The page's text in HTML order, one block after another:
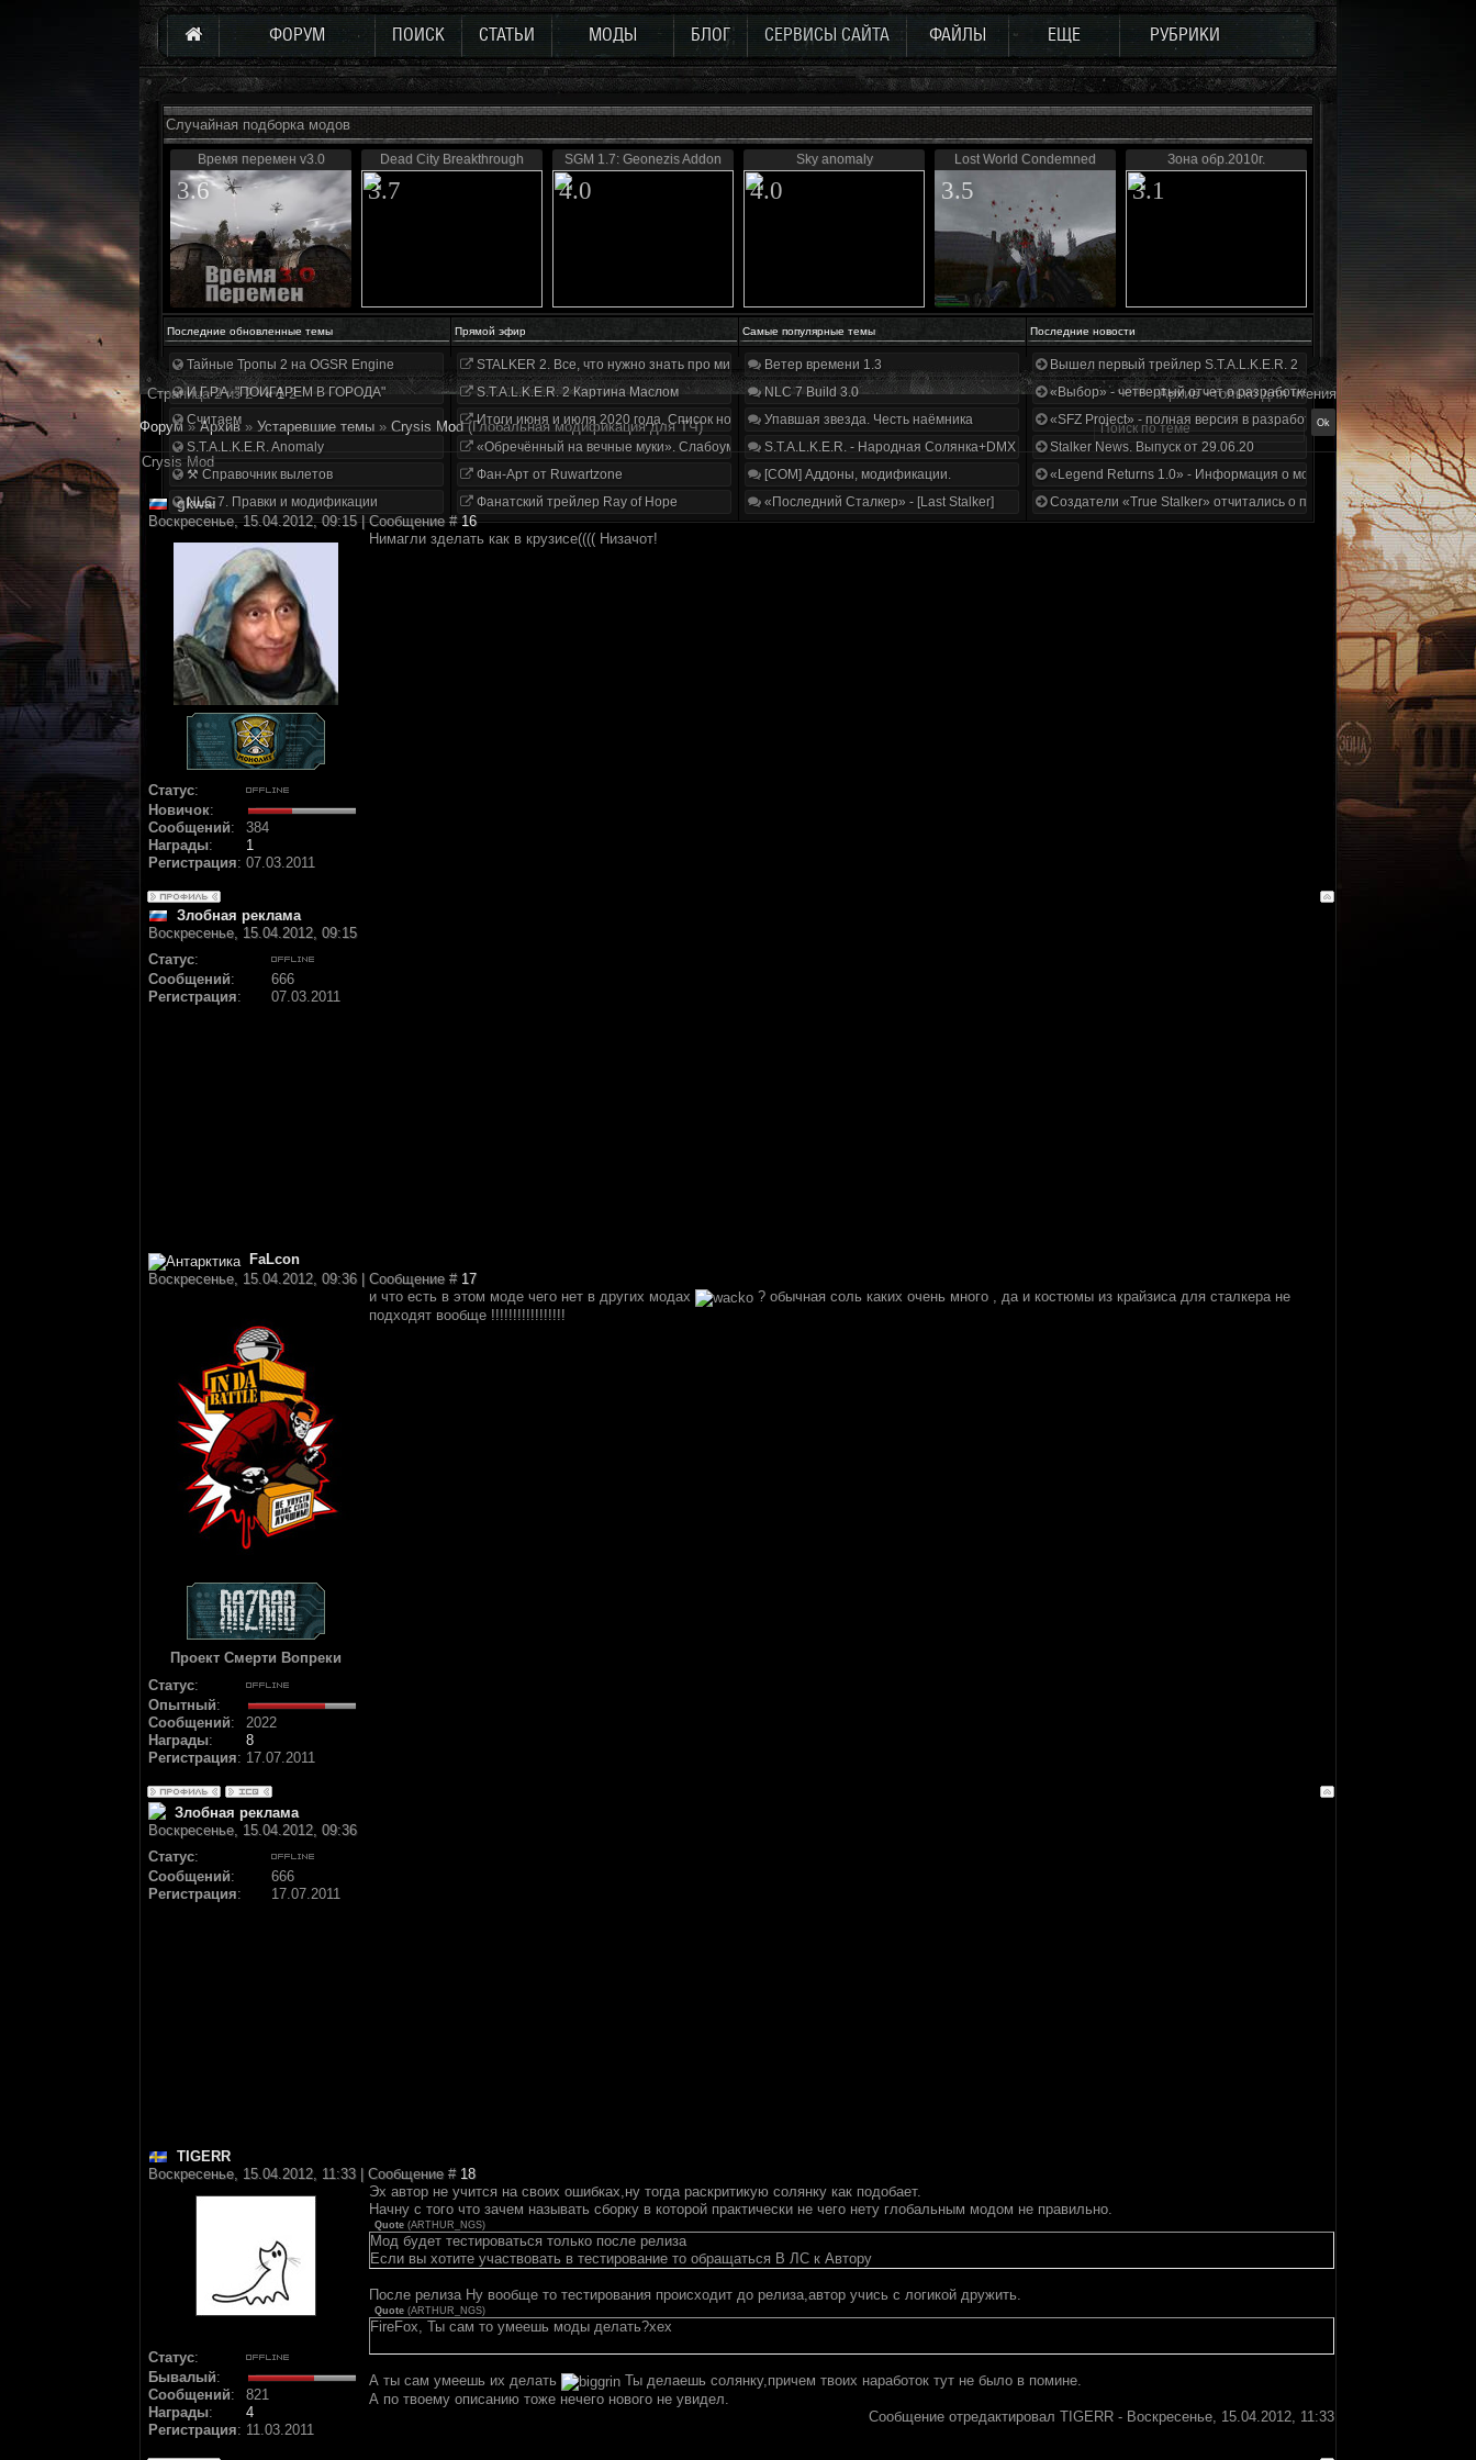
ФОРУМ ПОИСК СТАТЬИ МОДЫ БЛОГ СЕРВИСЫ САЙТА ФАЙЛЫ ЕЩЕ РУБРИКИ
Случайная подборка модов
Время перемен v3.0
3.6
Dead City Breakthrough
3.7
SGM 1.7: Geonezis Addon
4.0
Sky anomaly
4.0
Lost World Condemned
3.5
Зона обр.2010г.
3.1
Последние обновленные темы Прямой эфир Самые популярные темы Последние новости
Тайные Тропы 2 на OGSR Engine
И.Г.Р.А. "ПОИГАРЕМ В ГОРОДА"
Считаем
S.T.A.L.K.E.R. Anomaly
⚒ Справочник вылетов
NLC 7. Правки и модификации
STALKER 2. Все, что нужно знать про мир, геймплей и сюжет | Разбор трейлера
S.T.A.L.K.E.R. 2 Картина Маслом
Итоги июня и июля 2020 года. Список нововведений
«Обречённый на вечные муки». Слабоумие и отвага
Фан-Арт от Ruwartzone
Фанатский трейлер Ray of Hope
Ветер времени 1.3
NLC 7 Build 3.0
Упавшая звезда. Честь наёмника
S.T.A.L.K.E.R. - Народная Солянка+DMX 1.3.5.ООП.МА.К.
[COM] Аддоны, модификации.
«Последний Сталкер» - [Last Stalker]
Вышел первый трейлер S.T.A.L.K.E.R. 2
«Выбор» - четвертый отчет о разработке!
«SFZ Project» - полная версия в разработке!
Stalker News. Выпуск от 29.06.20
«Legend Returns 1.0» - Информация о моде за июнь 2020
Создатели «True Stalker» отчитались о проделанной работе
Страница2из2 « 1 2
Архив - только для чтения
Форум » Архив » Устаревшие темы » Crysis Mod (Глобальная модификация для ТЧ)
Crysis Mod
gkwai
Воскресенье, 15.04.2012, 09:15 | Сообщение #16
Статус:
Новичок:
Сообщений:
384
Награды:
1
Регистрация: 07.03.2011
Нимагли зделать как в крузисе(((( Низачот!
Злобная реклама
Воскресенье, 15.04.2012, 09:15
Статус:
Сообщений:
666
Регистрация: 07.03.2011
FaLcon
Воскресенье, 15.04.2012, 09:36 | Сообщение # 17
Проект Смерти Вопреки
Статус:
Опытный:
Сообщений:
2022
Награды:
8
Регистрация: 17.07.2011
и что есть в этом моде чего нет в других модах
? обычная соль каких очень много , да и костюмы из крайзиса для сталкера не
подходят вообще !!!!!!!!!!!!!!!!!
Злобная реклама
Воскресенье, 15.04.2012, 09:36
Статус:
Сообщений:
666
Регистрация: 17.07.2011
TIGERR
Воскресенье, 15.04.2012, 11:33 | Сообщение # 18
Статус:
Бывалый:
Сообщений:
821
Награды:
4
Регистрация: 11.03.2011
Эх автор не учится на своих ошибках,ну тогда раскритикую солянку как подобает.
Начну с того что зачем называть сборку в которой практически не чего нету глобальным модом не правильно.
Quote (ARTHUR_NGS)
Мод будет тестироваться только после релиза
Если вы хотите участвовать в тестирование то обращаться В ЛС к Автору
После релизаНу вообще то тестирования происходит до релиза,автор учись с логикой дружить.
Quote (ARTHUR_NGS)
FireFox, Ты сам то умеешь моды делать?хех
А ты сам умеешь их делать
Ты делаешь солянку,причем твоих наработок тут не было в помине.
А по твоему описанию тоже нечего нового не увидел.
Сообщение отредактировал TIGERR - Воскресенье, 15.04.2012, 11:33